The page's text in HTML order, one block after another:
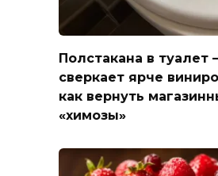
Полстакана в туалет
сверкает ярче
как вернуть
«химозы»